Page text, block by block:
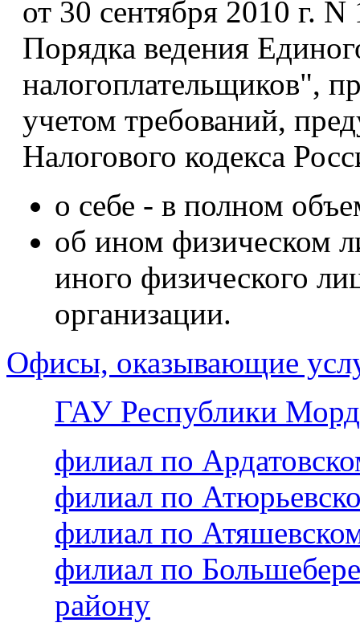
от 30 сентября 2010 г.
Порядка ведения
налогоплательщиков",
учетом требований,
Налогового кодекса
о себе - в полном
об ином физическом
иного физического
организации.
Офисы, оказывающие
ГАУ Республики
филиал по
филиал по
филиал по
филиал по
району